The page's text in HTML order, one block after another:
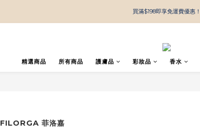
買滿$198即享免運費優惠！
精選商品 所有商品 護膚品 彩妝品 香水
FILORGA 菲洛嘉